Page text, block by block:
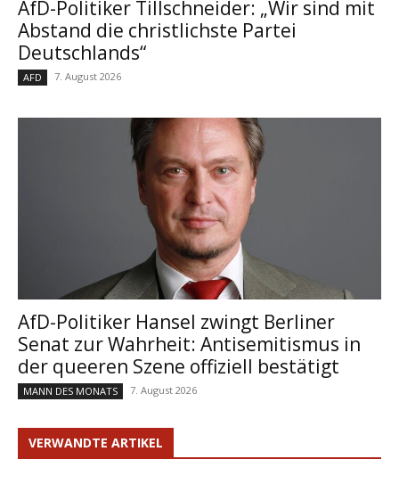
AfD-Politiker Tillschneider: „Wir sind mit
Abstand die christlichste Partei
Deutschlands“
AFD 7. August 2026
AfD-Politiker Hansel zwingt Berliner
Senat zur Wahrheit: Antisemitismus in
der queeren Szene offiziell bestätigt
MANN DES MONATS 7. August 2026
VERWANDTE ARTIKEL